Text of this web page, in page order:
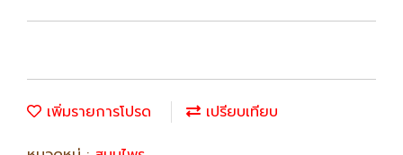
เพิ่มรายการโปรด
เปรียบเทียบ